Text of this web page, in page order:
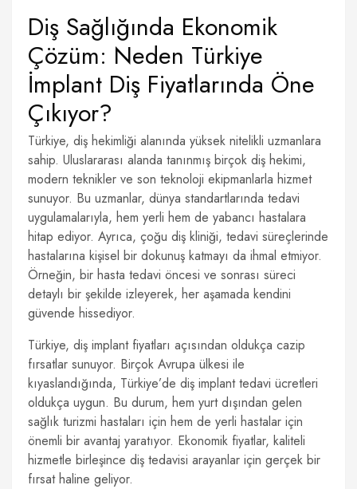
Diş Sağlığında Ekonomik
Çözüm: Neden Türkiye
İmplant Diş Fiyatlarında Öne
Çıkıyor?
Türkiye, diş hekimliği alanında yüksek nitelikli uzmanlara
sahip. Uluslararası alanda tanınmış birçok diş hekimi,
modern teknikler ve son teknoloji ekipmanlarla hizmet
sunuyor. Bu uzmanlar, dünya standartlarında tedavi
uygulamalarıyla, hem yerli hem de yabancı hastalara
hitap ediyor. Ayrıca, çoğu diş kliniği, tedavi süreçlerinde
hastalarına kişisel bir dokunuş katmayı da ihmal etmiyor.
Örneğin, bir hasta tedavi öncesi ve sonrası süreci
detaylı bir şekilde izleyerek, her aşamada kendini
güvende hissediyor.
Türkiye, diş implant fiyatları açısından oldukça cazip
fırsatlar sunuyor. Birçok Avrupa ülkesi ile
kıyaslandığında, Türkiye’de diş implant tedavi ücretleri
oldukça uygun. Bu durum, hem yurt dışından gelen
sağlık turizmi hastaları için hem de yerli hastalar için
önemli bir avantaj yaratıyor. Ekonomik fiyatlar, kaliteli
hizmetle birleşince diş tedavisi arayanlar için gerçek bir
fırsat haline geliyor.